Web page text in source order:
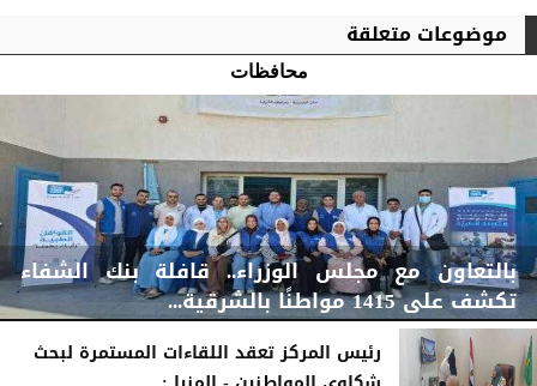
موضوعات متعلقة
محافظات
بالتعاون مع مجلس الوزراء.. قافلة بنك الشفاء
تكشف على 1415 مواطنًا بالشرقية...
رئيس المركز تعقد اللقاءات المستمرة لبحث